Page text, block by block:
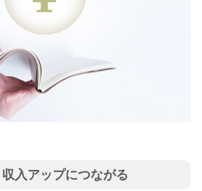
入アップにつながる